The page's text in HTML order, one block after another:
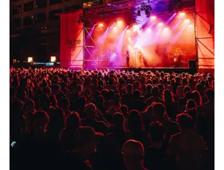
Visie
Historie
Actueel
Parkeren
Design district
Informatie
Bereikbaarheid